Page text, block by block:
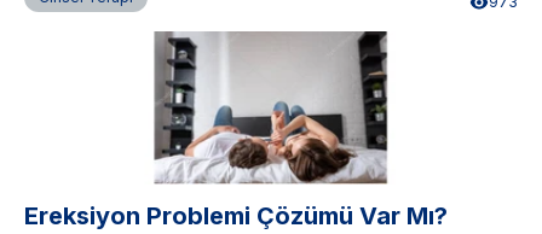
Ereksiyon Problemi Çözümü Var Mı?